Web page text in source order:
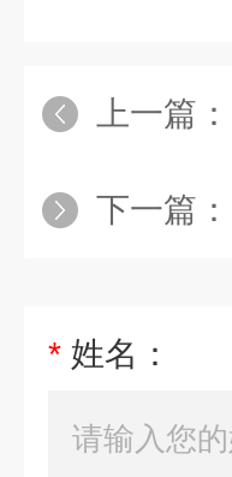
上一篇：
下一篇：
* 姓名：